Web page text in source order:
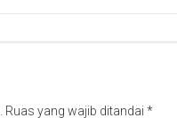
Ruas yang wajib ditandai *